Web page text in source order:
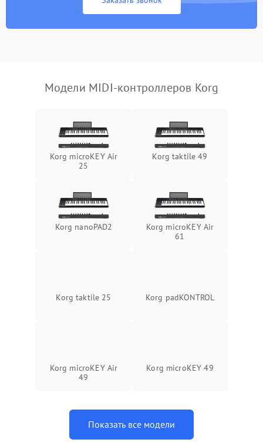
Неисправность подсветки 500 ₽ Подробнее →
Неисправность
индикаторов
Подробнее →
Потеря чувствительности
пэдов/клавиш
Подробнее →
Задержка сигнала 1500 ₽ Подробнее →
Модели MIDI-контроллеров Korg
Korg microKEY Air
25
Korg taktile 49
Korg nanoPAD2
Korg microKEY Air
61
Korg taktile 25 Korg padKONTROL
Korg microKEY Air
49
Korg microKEY 49
Показать все модели